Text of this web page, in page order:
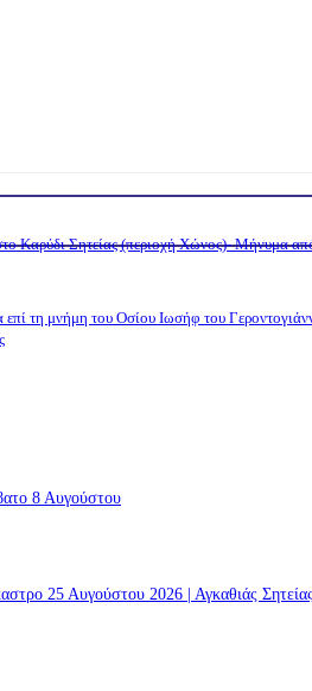
Καρύδι Σητείας (περιοχή Χώνος)- Μήνυμα
επί τη μνήμη του Οσίου Ιωσήφ του
8 Αυγούστου
25 Αυγούστου 2026 | Αγκαθιάς Σητείας